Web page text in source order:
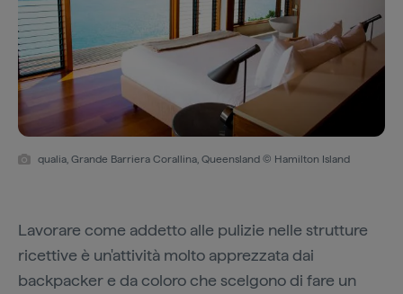
qualia, Grande Barriera Corallina, Queensland © Hamilton Island
Lavorare come addetto alle pulizie nelle strutture
ricettive è un'attività molto apprezzata dai
backpacker e da coloro che scelgono di fare un